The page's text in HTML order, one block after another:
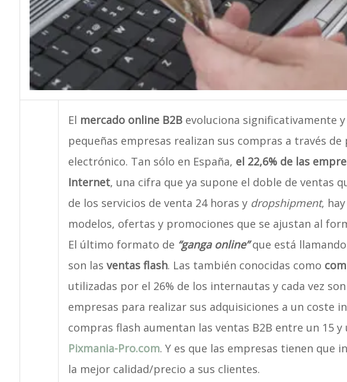
El mercado online B2B evoluciona significativamente
pequeñas empresas realizan sus compras a través
electrónico. Tan sólo en España, el 22,6% de las
Internet, una cifra que ya supone el doble de ventas
de los servicios de venta 24 horas y dropshipment,
modelos, ofertas y promociones que se ajustan al
El último formato de “ganga online”que está
son las ventas flash. Las también conocidas como
utilizadas por el 26% de los internautas y cada vez
empresas para realizar sus adquisiciones a un coste
compras flash aumentan las ventas B2B entre un 15 y
Pixmania-Pro.com. Y es que las empresas tienen que
la mejor calidad/precio a sus clientes.